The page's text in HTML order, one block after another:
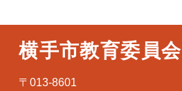
横手市教育委員会
〒013-8601